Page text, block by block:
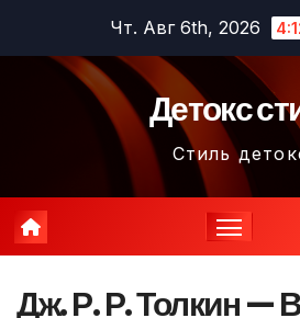
содержимому
Чт. Авг 6th, 2026
Детокс
Стиль
Дж. Р. Р. Толкин —